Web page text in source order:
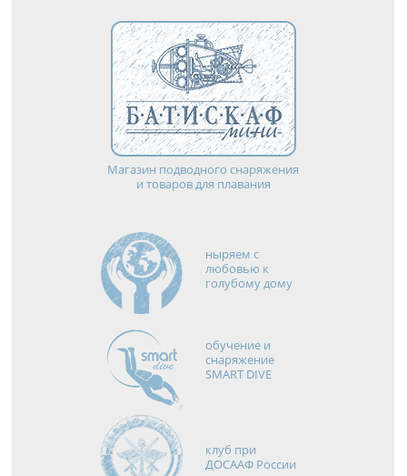
Магазин подводного снаряжения
и товаров для плавания
ныряем с
любовью к
голубому дому
обучение и
снаряжение
SMART DIVE
клуб при
ДОСААФ России